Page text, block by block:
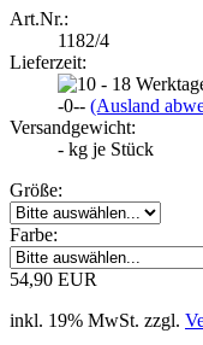
Art.Nr.:
1182/4
Lieferzeit:
-0-- (Ausland
Versandgewicht:
- kg je Stück
Größe:
Farbe:
54,90 EUR
inkl. 19% MwSt. zzgl.